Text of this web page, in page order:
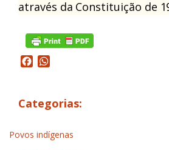
através da Constituição de
Facebook
Categorias:
Povos indígenas